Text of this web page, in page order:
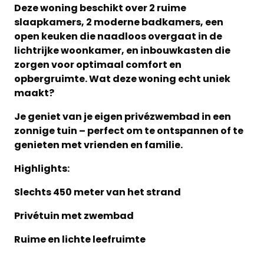
Deze woning beschikt over 2 ruime
slaapkamers, 2 moderne badkamers, een
open keuken die naadloos overgaat in de
lichtrijke woonkamer, en inbouwkasten die
zorgen voor optimaal comfort en
opbergruimte. Wat deze woning echt uniek
maakt?
Je geniet van je eigen privézwembad in een
zonnige tuin – perfect om te ontspannen of te
genieten met vrienden en familie.
Highlights:
Slechts 450 meter van het strand
Privétuin met zwembad
Ruime en lichte leefruimte